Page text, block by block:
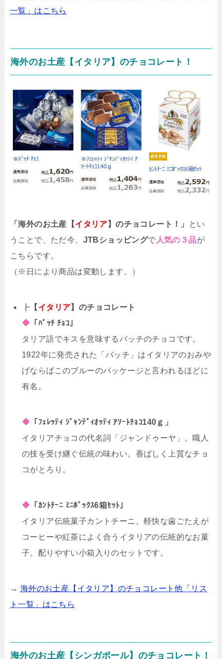
一覧」はこちら
海外のお土産【イタリア】のチョコレート！
「海外のお土産【イタリア 】のチョコレート！」
とい
うことで、ただ今、 JTBショッピングで 人気の３品が
こちらです。
（※日により商品は変動します。）
┣ 【 イタリア】のチョコレート
◆ 「ﾊﾞｯﾁ ﾁｮｺ」
タリア語でキスを意味するバッチのチョコです。
1922年に発売された「バッチ」はイタリアのおみや
げならばこのブルーのパッケージと言われるほどに
有名。
◆ 「ﾌｪﾚｯﾃｨ ｼﾞｬﾝﾃﾞｨｵｯﾃｨ ｱｿｰﾄﾁｮｺ140ｇ」
イタリアチョコの代名詞「ジャンドゥーヤ」。職人
の技を受け継ぐ伝統の味わい。香ばしく上質なチョ
コがとろり。
◆ 「ｶﾝﾄﾁｰﾆ ﾐﾆﾎﾞｯｸｽ6箱ｾｯﾄ」
イタリア伝統菓子カントチーニ。軽快な歯ごたえが
コーヒーや紅茶によく合うイタリアの伝統的なお菓
子。配りやすい小箱入りのセットです。
→ 海外のお土産【イタリア】のチョコレート他「リス
ト一覧」はこちら
海外のお土産【シンガポール】のチョコレート！